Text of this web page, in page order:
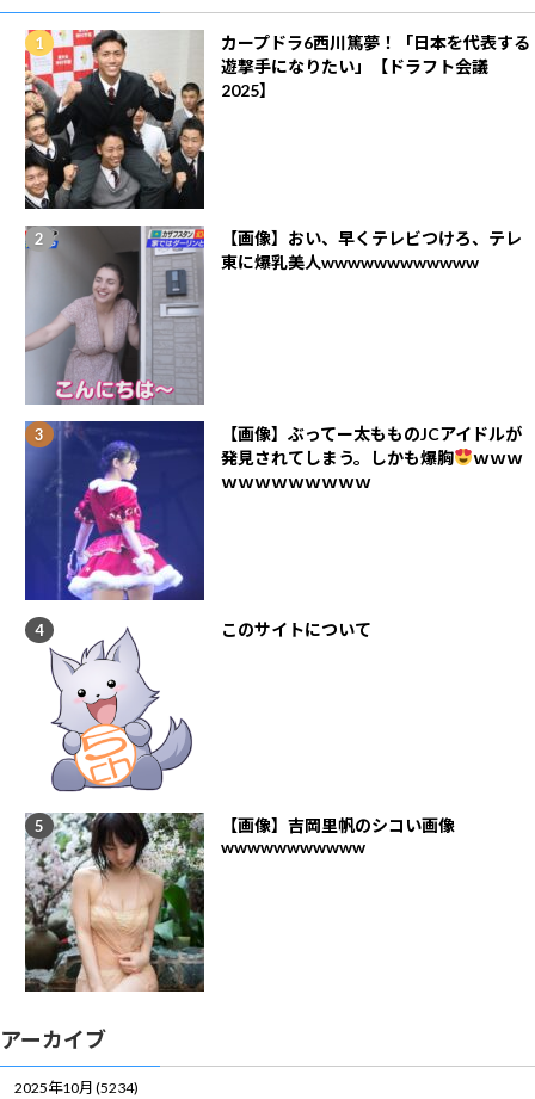
カープドラ6西川篤夢！「日本を代表する
遊撃手になりたい」【ドラフト会議
2025】
【画像】おい、早くテレビつけろ、テレ
東に爆乳美人wwwwwwwwwwww
【画像】ぶってー太もものJCアイドルが
発見されてしまう。しかも爆胸
ｗｗｗ
ｗｗｗｗｗｗｗｗｗ
このサイトについて
【画像】吉岡里帆のシコい画像
wwwwwwwwwww
アーカイブ
2025年10月 (5234)